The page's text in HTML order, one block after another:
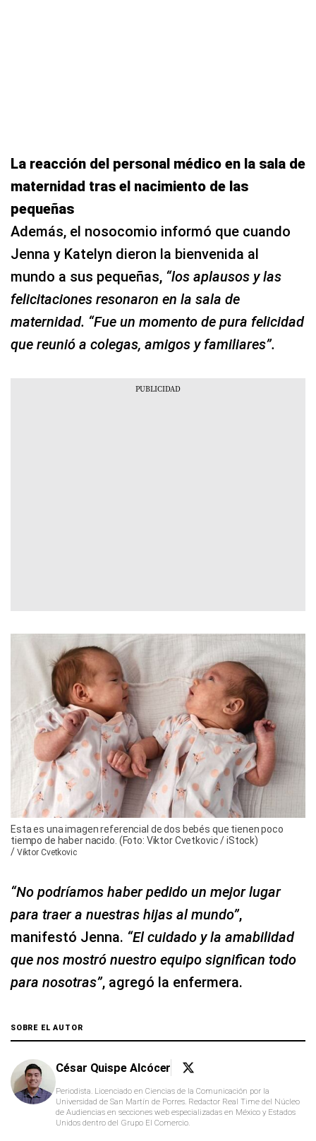
La reacción del personal médico en la sala de
maternidad tras el nacimiento de las
pequeñas
Además, el nosocomio informó que cuando
Jenna y Katelyn dieron la bienvenida al
mundo a sus pequeñas, “los aplausos y las
felicitaciones resonaron en la sala de
maternidad. “Fue un momento de pura felicidad
que reunió a colegas, amigos y familiares”.
Esta es una imagen referencial de dos bebés que tienen poco
tiempo de haber nacido. (Foto: Viktor Cvetkovic / iStock)
/ Viktor Cvetkovic
“No podríamos haber pedido un mejor lugar
para traer a nuestras hijas al mundo”,
manifestó Jenna. “El cuidado y la amabilidad
que nos mostró nuestro equipo significan todo
para nosotras”, agregó la enfermera.
SOBRE EL AUTOR
César Quispe Alcócer
Periodista. Licenciado en Ciencias de la Comunicación por la
Universidad de San Martín de Porres. Redactor Real Time del Núcleo
de Audiencias en secciones web especializadas en México y Estados
Unidos dentro del Grupo El Comercio.